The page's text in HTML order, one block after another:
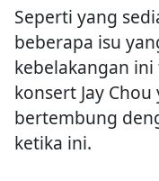
Seperti yang
beberapa isu
kebelakangan
konsert Jay
bertembung
ketika ini.